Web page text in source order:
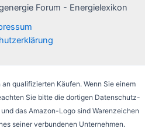
Forum - Energielexikon
qualifizierten Käufen. Wenn Sie einem
Sie bitte die dortigen Datenschutz-
das Amazon-Logo sind Warenzeichen
seiner verbundenen Unternehmen.